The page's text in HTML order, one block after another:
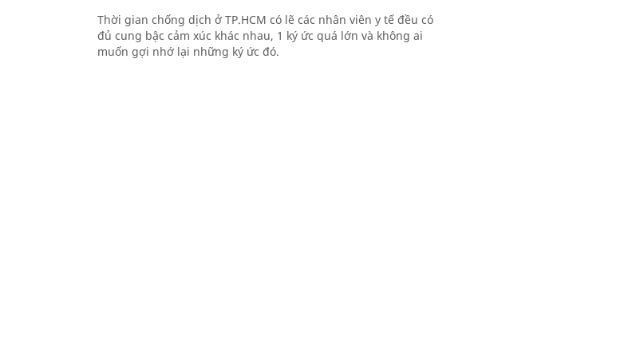
Thời gian chống dịch ở TP.HCM có lẽ các nhân viên y tế đều có
đủ cung bậc cảm xúc khác nhau, 1 ký ức quá lớn và không ai
muốn gợi nhớ lại những ký ức đó.